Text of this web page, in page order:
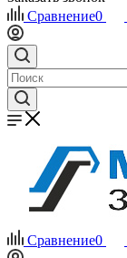
Сравнение0
Сравнение0